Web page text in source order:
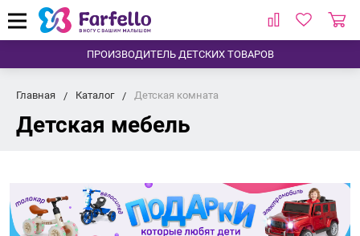
ПРОИЗВОДИТЕЛЬ ДЕТСКИХ ТОВАРОВ
Главная Каталог Детская комната
Детская мебель